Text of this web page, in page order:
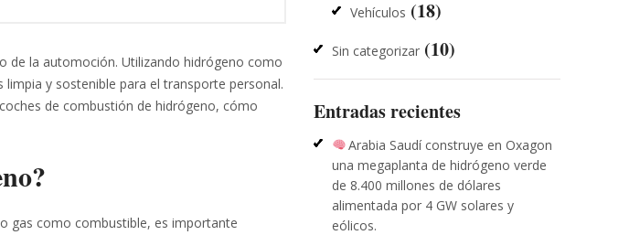
de la automoción. Utilizando hidrógeno como
y sostenible para el transporte personal.
de combustión de hidrógeno, cómo
gas como combustible, es importante
Vehículos (18)
Sin categorizar(10)
Entradas recientes
Arabia Saudí construye en Oxagon
una megaplanta de hidrógeno verde
de 8.400 millones de dólares
alimentada por 4 GW solares y
eólicos.